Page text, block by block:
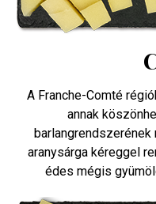
A Franche-Comté
annak
barlangrendszerének
aranysárga kéreggel
édes mégis